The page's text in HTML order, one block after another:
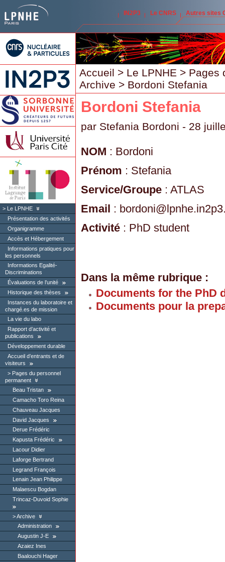
IN2P3 Le CNRS Autres sites
Le LPNHE
Présentation des activités
Organigramme
Accès et Hébergement
Informations pratiques pour
les personnels
Informations Egalité-
Discriminations
Évaluations de l’unité
Historique des thèses
Instances du laboratoire et
chargé.es de mission
La vie du labo
Rapport d’activité et
publications
Développement durable
Accueil d’entrants et de
visiteurs
Pages du personnel
permanent
Beau Tristan
Camacho Toro Reina
Chauveau Jacques
David Jacques
Derue Frédéric
Kapusta Frédéric
Lacour Didier
Laforge Bertrand
Legrand François
Lenain Jean Philippe
Malaescu Bogdan
Trincaz-Duvoid Sophie
Archive
Administration
Augustin J-E
Azaiez Ines
Baalouchi Hager
Accueil > Le LPNHE > Pages
Archive > Bordoni Stefania
Bordoni Stefania
par Stefania Bordoni - 28
NOM : Bordoni
Prénom : Stefania
Service/Groupe : ATLAS
Email : bordoni@
Activité : PhD student
Dans la même rubrique :
Documents for the PhD
Documents pour la